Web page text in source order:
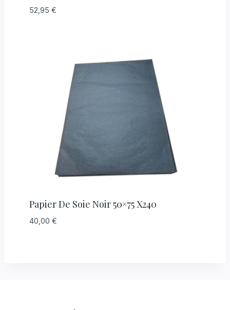
52,95 €
Papier De Soie Noir 50×75 X240
40,00 €